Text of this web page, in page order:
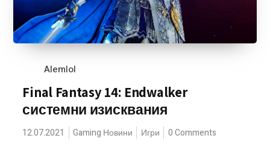
Alemlol
Final Fantasy 14: Endwalker
системни изисквания
12.07.2021 Gaming Новини Игри 0 Comments